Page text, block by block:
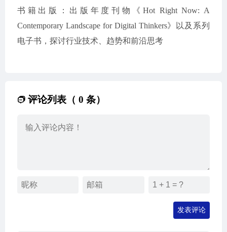
书籍出版：出版年度刊物《Hot Right Now: A
Contemporary Landscape for Digital Thinkers》以及系列
电子书，探讨行业技术、趋势和前沿思考
评论列表（ 0 条）
发表评论